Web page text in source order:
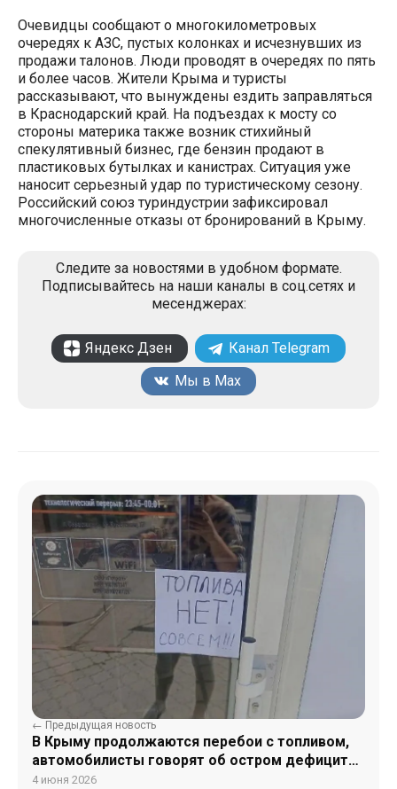
Очевидцы сообщают о многокилометровых
очередях к АЗС, пустых колонках и исчезнувших из
продажи талонов. Люди проводят в очередях по пять
и более часов. Жители Крыма и туристы
рассказывают, что вынуждены ездить заправляться
в Краснодарский край. На подъездах к мосту со
стороны материка также возник стихийный
спекулятивный бизнес, где бензин продают в
пластиковых бутылках и канистрах. Ситуация уже
наносит серьезный удар по туристическому сезону.
Российский союз туриндустрии зафиксировал
многочисленные отказы от бронирований в Крыму.
Следите за новостями в удобном формате.
Подписывайтесь на наши каналы в соц.сетях и
месенджерах:
Яндекс Дзен
Канал Telegram
Мы в Max
← Предыдущая новость
В Крыму продолжаются перебои с топливом,
автомобилисты говорят об остром дефиците
бензина
4 июня 2026